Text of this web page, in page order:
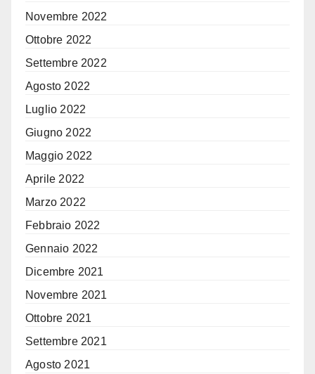
Novembre 2022
Ottobre 2022
Settembre 2022
Agosto 2022
Luglio 2022
Giugno 2022
Maggio 2022
Aprile 2022
Marzo 2022
Febbraio 2022
Gennaio 2022
Dicembre 2021
Novembre 2021
Ottobre 2021
Settembre 2021
Agosto 2021